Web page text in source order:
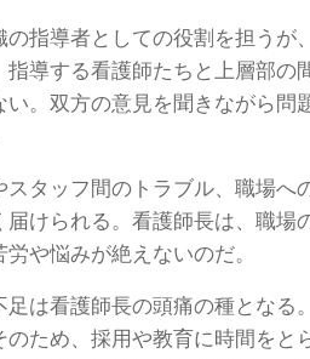
の指導者としての役割を担うが
指導する看護師たちと上層部の
い。双方の意見を聞きながら
スタッフ間のトラブル、職場
届けられる。看護師長は、職
や悩みが絶えないのだ。
足は看護師長の頭痛の種となる
のため、採用や教育に時間を